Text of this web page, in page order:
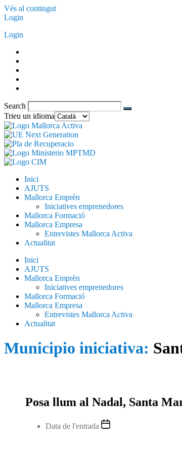
Vés al contingut
Login
Login
Search
Trieu un idioma
Inici
AJUTS
Mallorca Emprèn
Iniciatives emprenedores
Mallorca Formació
Mallorca Empresa
Entrevistes Mallorca Activa
Actualitat
Inici
AJUTS
Mallorca Emprèn
Iniciatives emprenedores
Mallorca Formació
Mallorca Empresa
Entrevistes Mallorca Activa
Actualitat
Municipio iniciativa:
Posa llum al Nadal, Santa
Data de l'entrada